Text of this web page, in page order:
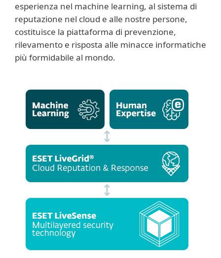
esperienza nel machine learning, al sistema di
reputazione nel cloud e alle nostre persone,
costituisce la piattaforma di prevenzione,
rilevamento e risposta alle minacce informatiche
più formidabile al mondo.